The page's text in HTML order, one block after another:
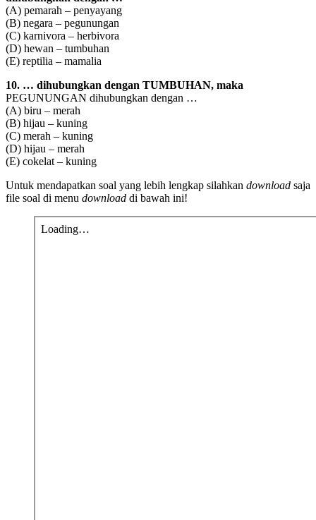
(A) pemarah – penyayang
(B) negara – pegunungan
(C) karnivora – herbivora
(D) hewan – tumbuhan
(E) reptilia – mamalia
10. … dihubungkan dengan TUMBUHAN, maka
PEGUNUNGAN dihubungkan dengan …
(A) biru – merah
(B) hijau – kuning
(C) merah – kuning
(D) hijau – merah
(E) cokelat – kuning
Untuk mendapatkan soal yang lebih lengkap silahkan download saja
file soal di menu download di bawah ini!